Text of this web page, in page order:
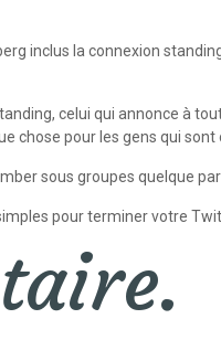
inclus la connexion
celui qui annonce à
chose pour les gens qui sont
sous groupes quelque
pour terminer votre